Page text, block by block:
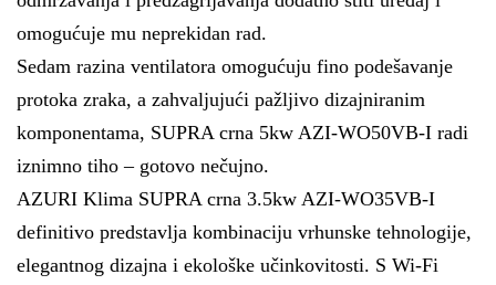
omogućuje mu neprekidan rad.
Sedam razina ventilatora omogućuju fino podešavanje
protoka zraka, a zahvaljujući pažljivo dizajniranim
komponentama, SUPRA crna 5kw AZI-WO50VB-I radi
iznimno tiho – gotovo nečujno.
AZURI Klima SUPRA crna 3.5kw AZI-WO35VB-I
definitivo predstavlja kombinaciju vrhunske tehnologije,
elegantnog dizajna i ekološke učinkovitosti. S Wi-Fi